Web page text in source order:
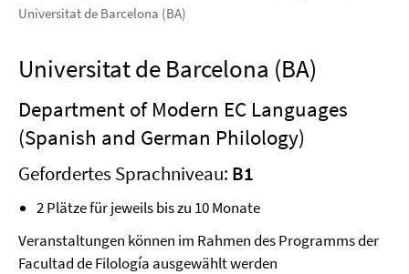
Universitat de Barcelona (BA)
Universitat de Barcelona (BA)
Department of Modern EC Languages
(Spanish and German Philology)
Gefordertes Sprachniveau: B1
2 Plätze für jeweils bis zu 10 Monate
Veranstaltungen können im Rahmen des Programms der
Facultad de Filología ausgewählt werden